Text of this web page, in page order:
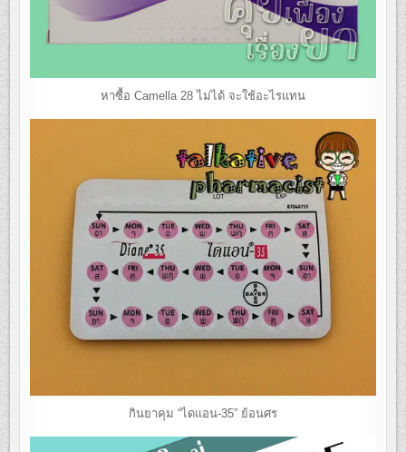
หาซื้อ Camella 28 ไม่ได้ จะใช้อะไรแทน
กินยาคุม “ไดแอน-35” ย้อนศร